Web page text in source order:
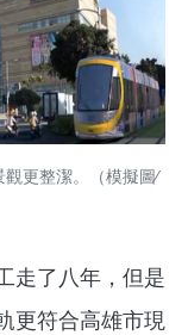
更整潔。（模擬圖∕
了八年，但是
更符合高雄市現